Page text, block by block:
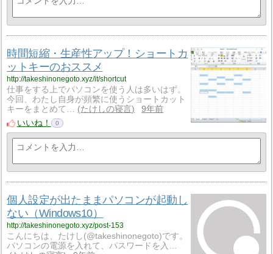
時間短縮・生産性アップ！ショートカ
ットキーのおススメ
http://takeshinonegoto.xyz/it/shortcut
仕事をする上でパソコンを使う人は多いはず。
今回、わたし自身が頻繁に使うショートカット
キーをまとめて…
たけしの寝言
9年前
いいね！
0
個人設定が出たままパソコンが起動し
ない（Windows10）
http://takeshinonegoto.xyz/post-153
こんにちは、たけし(@takeshinonegoto)です。
パソコンの電源を入れて、パスワードを入…